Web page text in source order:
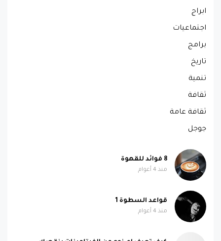
ابراج
اجتماعيات
برامج
تاريخ
تنمية
ثقافة
ثقافة عامة
جوجل
8 فوائد للقهوة
منذ 4 أعوام
قواعد السطوة 1
منذ 4 أعوام